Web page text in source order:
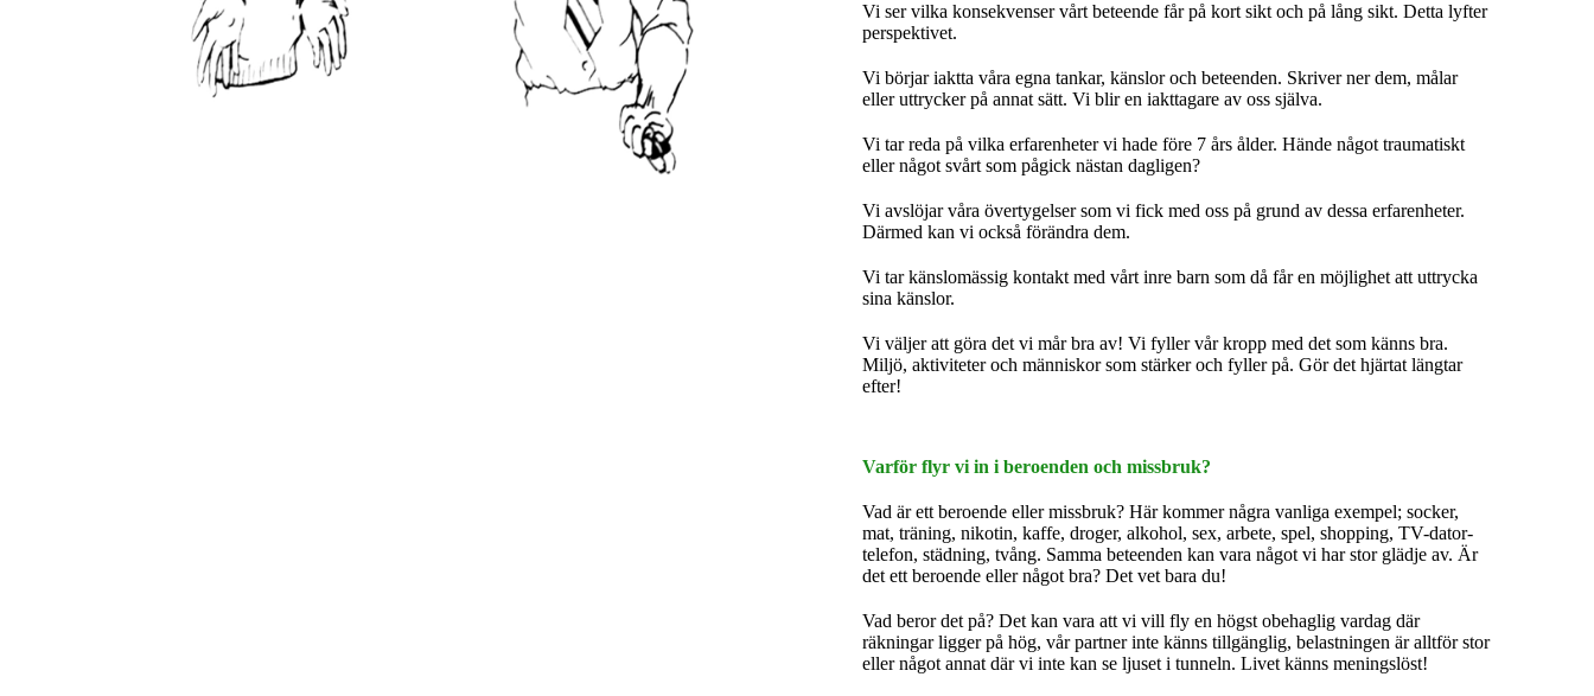
Vi ser vilka konsekvenser vårt beteende får på kort sikt och på lång sikt. Detta lyfter
perspektivet.
Vi börjar iaktta våra egna tankar, känslor och beteenden. Skriver ner dem, målar
eller uttrycker på annat sätt. Vi blir en iakttagare av oss själva.
Vi tar reda på vilka erfarenheter vi hade före 7 års ålder. Hände något traumatiskt
eller något svårt som pågick nästan dagligen?
Vi avslöjar våra övertygelser som vi fick med oss på grund av dessa erfarenheter.
Därmed kan vi också förändra dem.
Vi tar känslomässig kontakt med vårt inre barn som då får en möjlighet att uttrycka
sina känslor.
Vi väljer att göra det vi mår bra av! Vi fyller vår kropp med det som känns bra.
Miljö, aktiviteter och människor som stärker och fyller på. Gör det hjärtat längtar
efter!
Varför flyr vi in i beroenden och missbruk?
Vad är ett beroende eller missbruk? Här kommer några vanliga exempel; socker,
mat, träning, nikotin, kaffe, droger, alkohol, sex, arbete, spel, shopping, TV-dator-
telefon, städning, tvång. Samma beteenden kan vara något vi har stor glädje av. Är
det ett beroende eller något bra? Det vet bara du!
Vad beror det på? Det kan vara att vi vill fly en högst obehaglig vardag där
räkningar ligger på hög, vår partner inte känns tillgänglig, belastningen är alltför stor
eller något annat där vi inte kan se ljuset i tunneln. Livet känns meningslöst!